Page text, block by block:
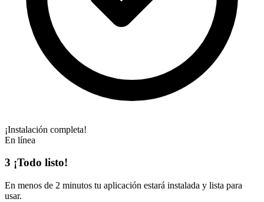
¡Instalación completa!
En línea
3 ¡Todo listo!
En menos de 2 minutos tu aplicación estará instalada y lista para
usar.